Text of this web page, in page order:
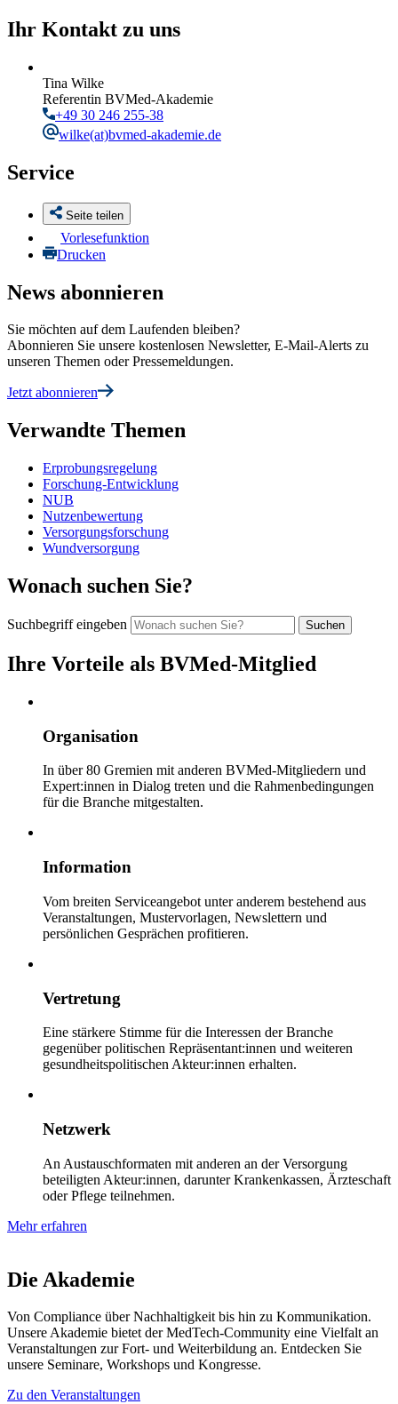
Ihr Kontakt zu uns
Tina Wilke
Referentin BVMed-Akademie
+49 30 246 255-38
wilke(at)bvmed-akademie.de
Service
Seite teilen
Vorlesefunktion
Drucken
News abonnieren
Sie möchten auf dem Laufenden bleiben?
Abonnieren Sie unsere kostenlosen Newsletter, E-Mail-Alerts zu
unseren Themen oder Pressemeldungen.
Jetzt abonnieren
Verwandte Themen
Erprobungsregelung
Forschung-Entwicklung
NUB
Nutzenbewertung
Versorgungsforschung
Wundversorgung
Wonach suchen Sie?
Suchbegriff eingeben
Ihre Vorteile als BVMed-Mitglied
Organisation
In über 80 Gremien mit anderen BVMed-Mitgliedern und
Expert:innen in Dialog treten und die Rahmenbedingungen
für die Branche mitgestalten.
Information
Vom breiten Serviceangebot unter anderem bestehend aus
Veranstaltungen, Mustervorlagen, Newslettern und
persönlichen Gesprächen profitieren.
Vertretung
Eine stärkere Stimme für die Interessen der Branche
gegenüber politischen Repräsentant:innen und weiteren
gesundheitspolitischen Akteur:innen erhalten.
Netzwerk
An Austauschformaten mit anderen an der Versorgung
beteiligten Akteur:innen, darunter Krankenkassen, Ärzteschaft
oder Pflege teilnehmen.
Mehr erfahren
Die Akademie
Von Compliance über Nachhaltigkeit bis hin zu Kommunikation.
Unsere Akademie bietet der MedTech-Community eine Vielfalt an
Veranstaltungen zur Fort- und Weiterbildung an. Entdecken Sie
unsere Seminare, Workshops und Kongresse.
Zu den Veranstaltungen